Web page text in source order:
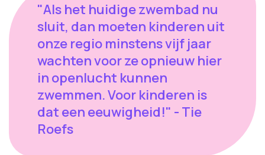
"Als het huidige zwembad nu
sluit, dan moeten kinderen uit
onze regio minstens vijf jaar
wachten voor ze opnieuw hier
in openlucht kunnen
zwemmen. Voor kinderen is
dat een eeuwigheid!" - Tie
Roefs